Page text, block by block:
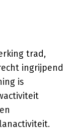
trad,
ingrijpend
is